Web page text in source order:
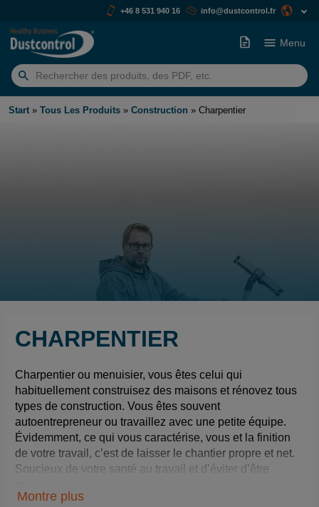
+46 8 531 940 16 info@dustcontrol.fr
Rechercher:
Menu
Start » Tous Les Produits » Construction » Charpentier
CHARPENTIER
Charpentier ou menuisier, vous êtes celui qui
habituellement construisez des maisons et rénovez tous
types de construction. Vous êtes souvent
autoentrepreneur ou travaillez avec une petite équipe.
Évidemment, ce qui vous caractérise, vous et la finition
de votre travail, c’est de laisser le chantier propre et net.
Soucieux de votre santé au travail et d’éviter d’être
activité, vous voulez utiliser des extracteurs de poussière
Montre plus